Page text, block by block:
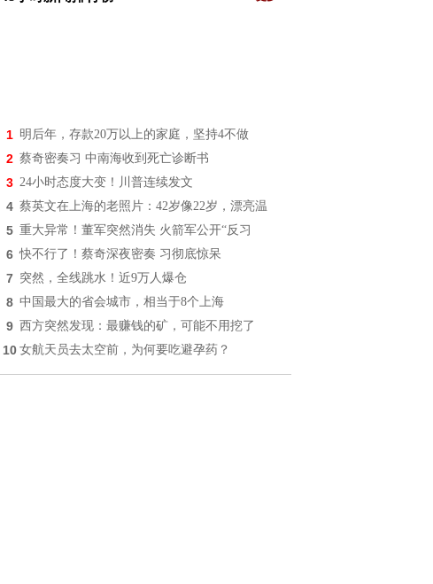
1 明后年，存款20万以上的家庭，坚持4不做
2 蔡奇密奏习 中南海收到死亡诊断书
3 24小时态度大变！川普连续发文
4 蔡英文在上海的老照片：42岁像22岁，漂亮温
5 重大异常！董军突然消失 火箭军公开“反习
6 快不行了！蔡奇深夜密奏 习彻底惊呆
7 突然，全线跳水！近9万人爆仓
8 中国最大的省会城市，相当于8个上海
9 西方突然发现：最赚钱的矿，可能不用挖了
10 女航天员去太空前，为何要吃避孕药？